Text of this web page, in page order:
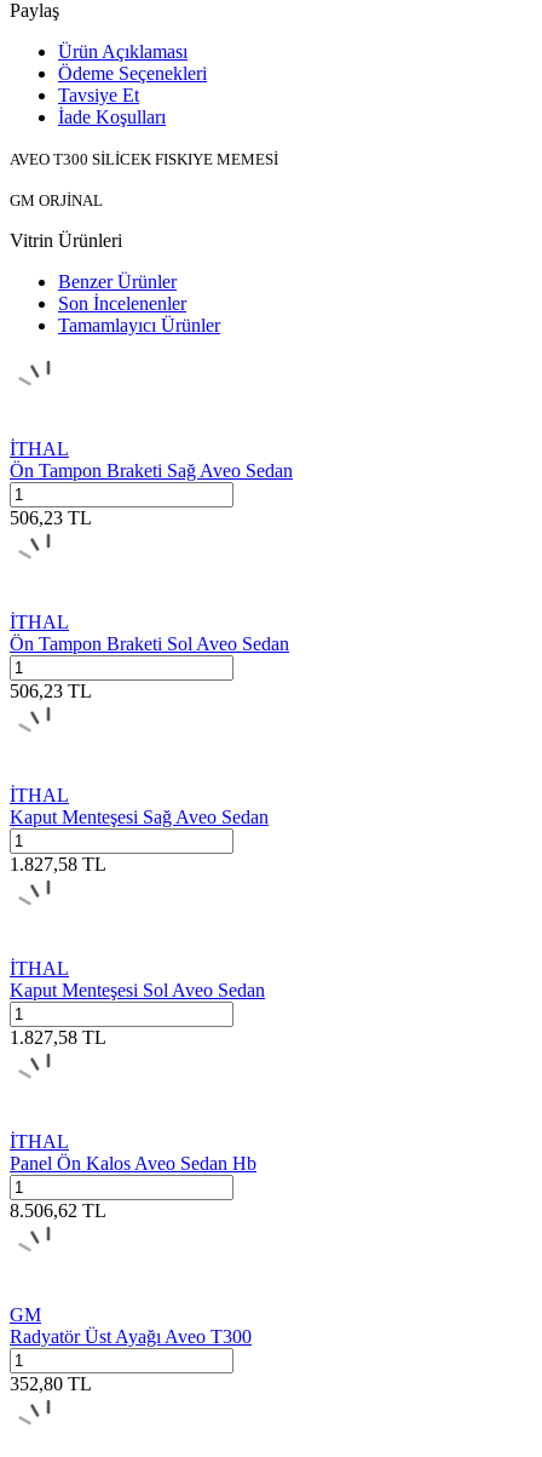
Paylaş
Ürün Açıklaması
Ödeme Seçenekleri
Tavsiye Et
İade Koşulları
AVEO T300 SİLİCEK FISKIYE MEMESİ
GM ORJİNAL
Vitrin Ürünleri
Benzer Ürünler
Son İncelenenler
Tamamlayıcı Ürünler
İTHAL
Ön Tampon Braketi Sağ Aveo Sedan
506,23 TL
İTHAL
Ön Tampon Braketi Sol Aveo Sedan
506,23 TL
İTHAL
Kaput Menteşesi Sağ Aveo Sedan
1.827,58 TL
İTHAL
Kaput Menteşesi Sol Aveo Sedan
1.827,58 TL
İTHAL
Panel Ön Kalos Aveo Sedan Hb
8.506,62 TL
GM
Radyatör Üst Ayağı Aveo T300
352,80 TL